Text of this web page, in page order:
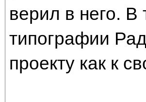
верил в него. В
типографии
проекту как к